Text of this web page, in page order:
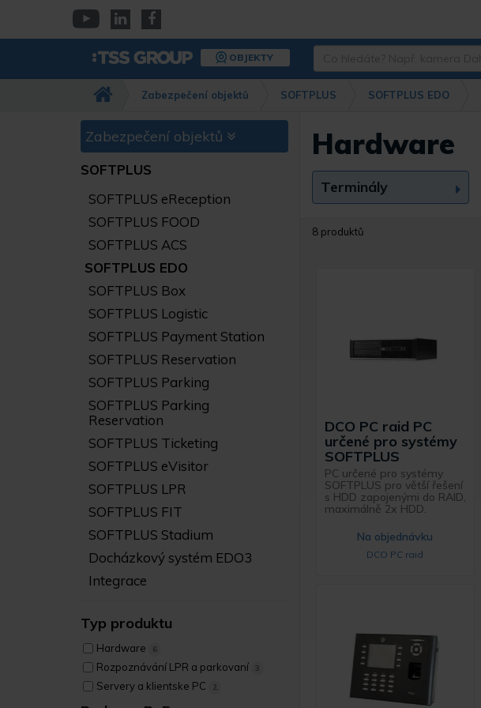
YouTubeLinkedinFacebook
OBJEKTY
Co
Např.
kamera
HFW…
Zabezpečení objektů SOFTPLUS SOFTPLUS EDO
Zabezpečení objektů
SOFTPLUS
SOFTPLUS eReception
SOFTPLUS FOOD
SOFTPLUS ACS
SOFTPLUS EDO
SOFTPLUS Box
SOFTPLUS Logistic
SOFTPLUS Payment Station
SOFTPLUS Reservation
SOFTPLUS Parking
SOFTPLUS Parking
Reservation
SOFTPLUS Ticketing
SOFTPLUS eVisitor
SOFTPLUS LPR
SOFTPLUS FIT
SOFTPLUS Stadium
Docházkový systém EDO3
Integrace
Typ produktu
Hardware 6
Rozpoznávání LPR a parkovaní 3
Servery a klientske PC 2
Hardware
Terminály
8 produktů
DCO PC raid PC
určené pro systémy
SOFTPLUS
PC určené pro systémy
SOFTPLUS pro větší řešení
s HDD zapojenými do RAID,
maximálně 2x HDD.
Na objednávku
DCO PC raid